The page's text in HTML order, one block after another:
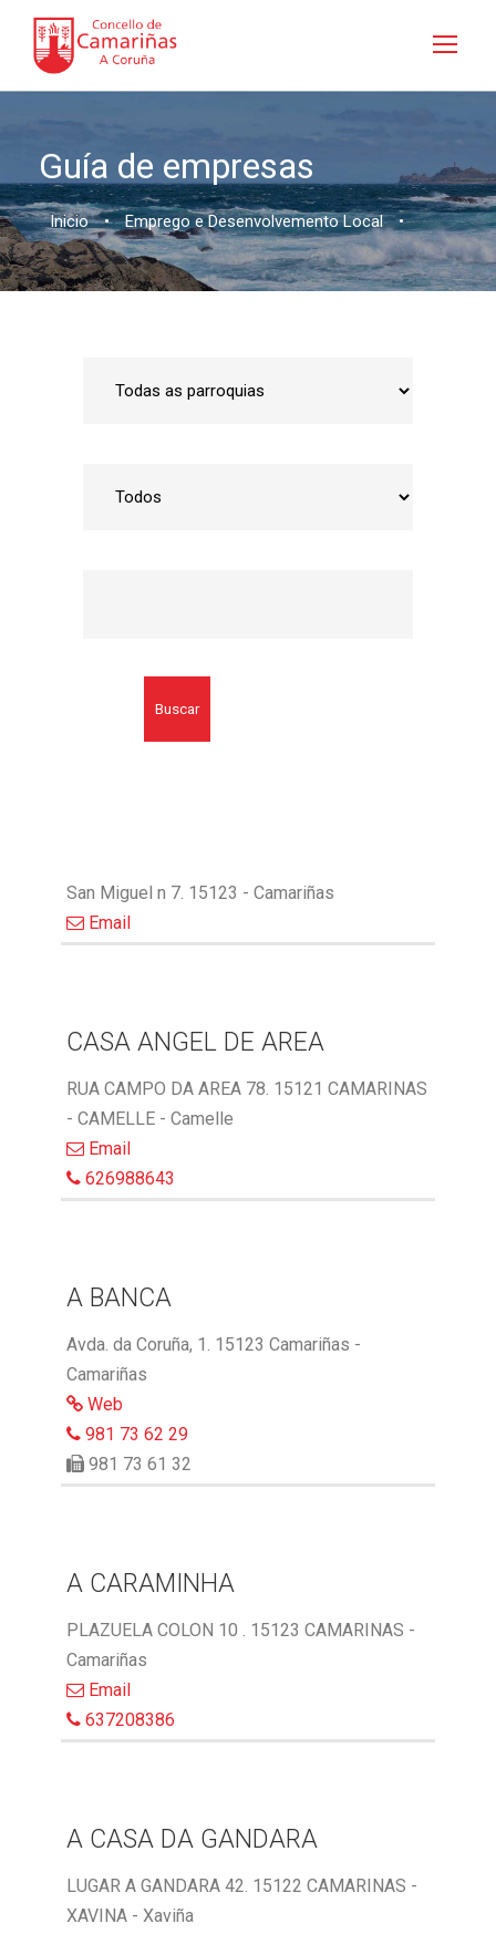
Guía de empresas
Inicio • Emprego e Desenvolvemento Local •
Buscar
San Miguel n 7. 15123 - Camariñas
Email
CASA ANGEL DE AREA
RUA CAMPO DA AREA 78. 15121 CAMARINAS
- CAMELLE - Camelle
Email
626988643
A BANCA
Avda. da Coruña, 1. 15123 Camariñas -
Camariñas
Web
981 73 62 29
981 73 61 32
A CARAMINHA
PLAZUELA COLON 10 . 15123 CAMARINAS -
Camariñas
Email
637208386
A CASA DA GANDARA
LUGAR A GANDARA 42. 15122 CAMARINAS -
XAVINA - Xaviña